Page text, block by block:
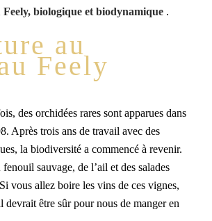
Feely, biologique et biodynamique .
au
Feely
des orchidées rares sont apparues dans
Après trois ans de travail avec des
la biodiversité a commencé à revenir.
sauvage, de l’ail et des salades
vous allez boire les vins de ces vignes,
devrait être sûr pour nous de manger en